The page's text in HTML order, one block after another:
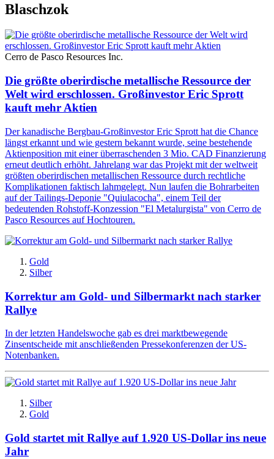
Blaschzok
Cerro de Pasco Resources Inc.
Die größte oberirdische metallische Ressource der
Welt wird erschlossen. Großinvestor Eric Sprott
kauft mehr Aktien
Der kanadische Bergbau-Großinvestor Eric Sprott hat die Chance
längst erkannt und wie gestern bekannt wurde, seine bestehende
Aktienposition mit einer überraschenden 3 Mio. CAD Finanzierung
erneut deutlich erhöht. Jahrelang war das Projekt mit der weltweit
größten oberirdischen metallischen Ressource durch rechtliche
Komplikationen faktisch lahmgelegt. Nun laufen die Bohrarbeiten
auf der Tailings-Deponie "Quiulacocha", einem Teil der
bedeutenden Rohstoff-Konzession "El Metalurgista" von Cerro de
Pasco Resources auf Hochtouren.
Gold
Silber
Korrektur am Gold- und Silbermarkt nach starker
Rallye
In der letzten Handelswoche gab es drei marktbewegende
Zinsentscheide mit anschließenden Pressekonferenzen der US-
Notenbanken.
Silber
Gold
Gold startet mit Rallye auf 1.920 US-Dollar ins neue
Jahr